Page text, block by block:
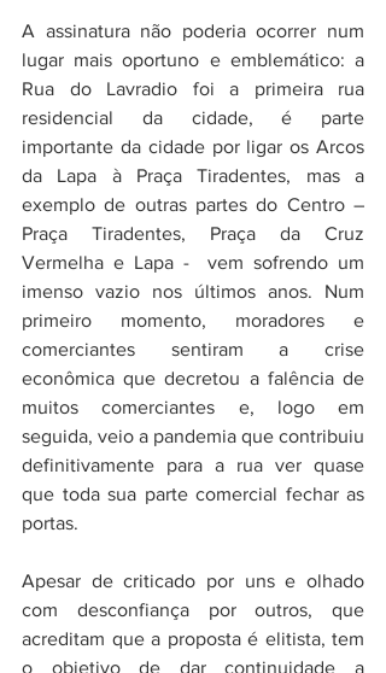
A assinatura não poderia ocorrer num
lugar mais oportuno e emblemático: a
Rua do Lavradio foi a primeira rua
residencial da cidade, é parte
importante da cidade por ligar os Arcos
da Lapa à Praça Tiradentes, mas a
exemplo de outras partes do Centro –
Praça Tiradentes, Praça da Cruz
Vermelha e Lapa -  vem sofrendo um
imenso vazio nos últimos anos. Num
primeiro momento, moradores e
comerciantes sentiram a crise
econômica que decretou a falência de
muitos comerciantes e, logo em
seguida, veio a pandemia que contribuiu
definitivamente para a rua ver quase
que toda sua parte comercial fechar as
portas.
Apesar de criticado por uns e olhado
com desconfiança por outros, que
acreditam que a proposta é elitista, tem
o objetivo de dar continuidade a